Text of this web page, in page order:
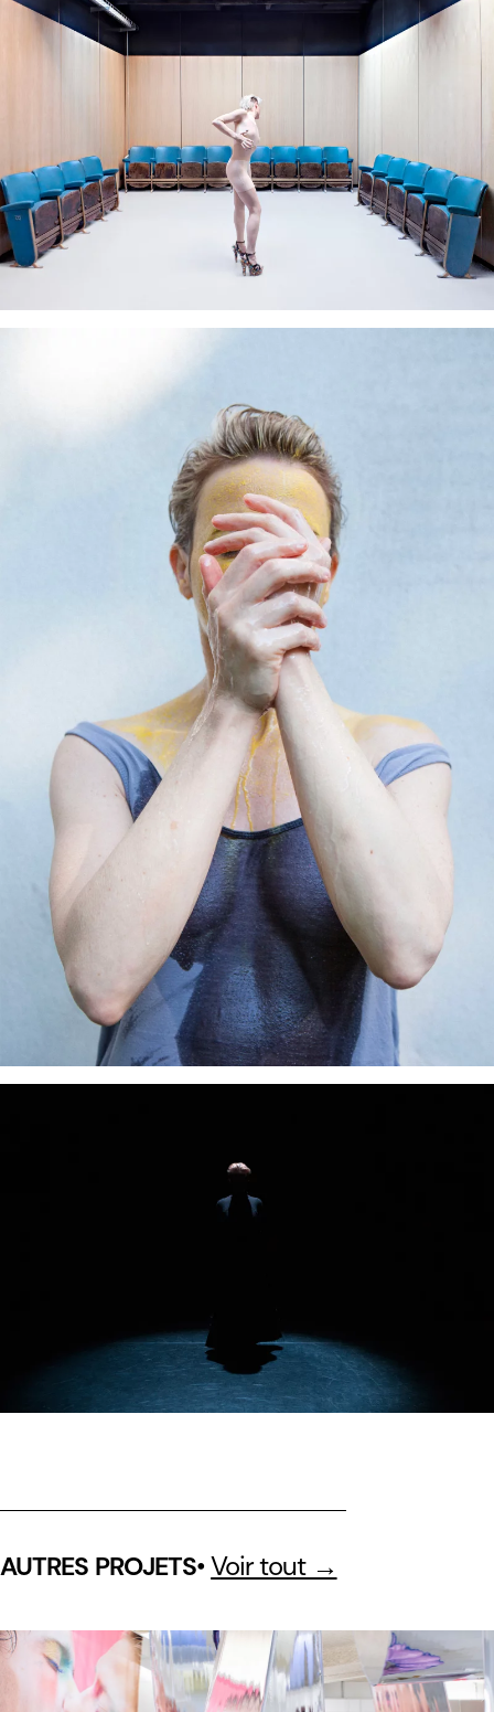
AUTRES PROJETS•Voir tout →